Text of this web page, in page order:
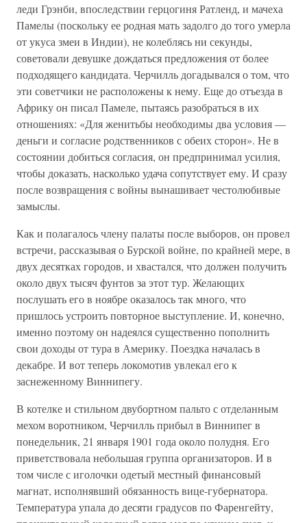
леди Грэнби, впоследствии герцогиня Ратленд, и мачеха
Памелы (поскольку ее родная мать задолго до того умерла
от укуса змеи в Индии), не колеблясь ни секунды,
советовали девушке дождаться предложения от более
подходящего кандидата. Черчилль догадывался о том, что
эти советчики не расположены к нему. Еще до отъезда в
Африку он писал Памеле, пытаясь разобраться в их
отношениях: «Для женитьбы необходимы два условия —
деньги и согласие родственников с обеих сторон». Не в
состоянии добиться согласия, он предпринимал усилия,
чтобы доказать, насколько удача сопутствует ему. И сразу
после возвращения с войны вынашивает честолюбивые
замыслы.
Как и полагалось члену палаты после выборов, он провел
встречи, рассказывая о Бурской войне, по крайней мере, в
двух десятках городов, и хвастался, что должен получить
около двух тысяч фунтов за этот тур. Желающих
послушать его в ноябре оказалось так много, что
пришлось устроить повторное выступление. И, конечно,
именно поэтому он надеялся существенно пополнить
свои доходы от тура в Америку. Поездка началась в
декабре. И вот теперь локомотив увлекал его к
заснеженному Виннипегу.
В котелке и стильном двубортном пальто с отделанным
мехом воротником, Черчилль прибыл в Виннипег в
понедельник, 21 января 1901 года около полудня. Его
приветствовала небольшая группа организаторов. И в
том числе с иголочки одетый местный финансовый
магнат, исполнявший обязанность вице-губернатора.
Температура упала до десяти градусов по Фаренгейту,